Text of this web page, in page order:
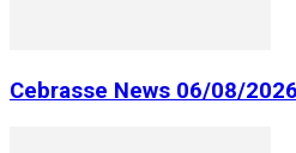
Cebrasse News 06/08/2026